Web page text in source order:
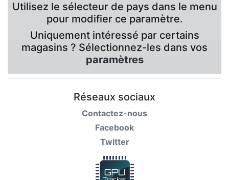
Utilisez le sélecteur de pays dans le menu
pour modifier ce paramètre.
Uniquement intéressé par certains
magasins ? Sélectionnez-les dans vos
paramètres
Réseaux sociaux
Contactez-nous
Facebook
Twitter